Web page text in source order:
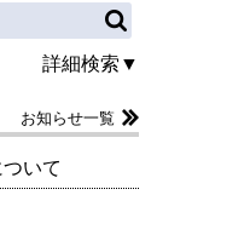
詳細検索▼
お知らせ一覧
いて